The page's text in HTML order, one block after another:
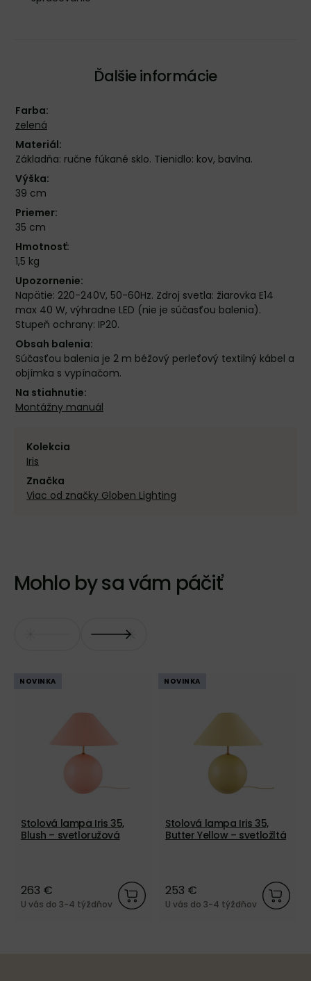
Ďalšie informácie
Farba:
zelená
Materiál:
Základňa: ručne fúkané sklo. Tienidlo: kov, bavlna.
Výška:
39 cm
Priemer:
35 cm
Hmotnosť:
1,5 kg
Upozornenie:
Napätie: 220-240V, 50-60Hz. Zdroj svetla: žiarovka E14
max 40 W, výhradne LED (nie je súčasťou balenia).
Stupeň ochrany: IP20.
Obsah balenia:
Súčasťou balenia je 2 m béžový perleťový textilný kábel a
objímka s vypínačom.
Na stiahnutie:
Montážny manuál
Kolekcia
Iris
Značka
Viac od značky Globen Lighting
Mohlo by sa vám páčiť
NOVINKA
Stolová lampa Iris 35,
Blush – svetloružová
263 €
U vás do 3-4 týždňov
NOVINKA
Stolová lampa Iris 35,
Butter Yellow – svetložltá
253 €
U vás do 3-4 týždňov